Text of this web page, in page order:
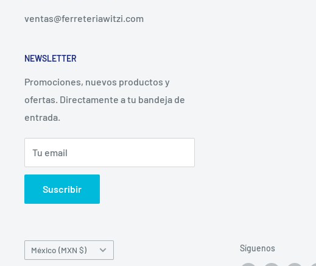
ventas@ferreteriawitzi.com
NEWSLETTER
Promociones, nuevos productos y
ofertas. Directamente a tu bandeja de
entrada.
Tu email
Suscribir
País/región
México (MXN $) Síguenos